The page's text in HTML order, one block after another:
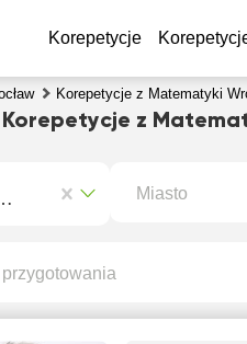
Korepetycje
Korepetycje z Matematyki
Korepetycje z
Miasto